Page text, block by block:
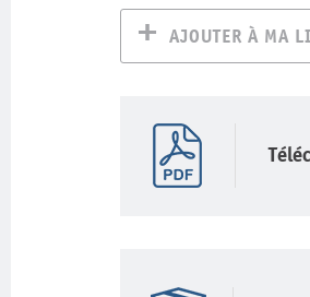
AJOUTER À MA